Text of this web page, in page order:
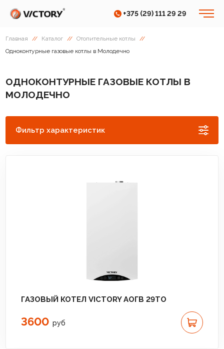
+375 (29) 111 29 29
Главная // Каталог // Отопительные котлы
//
Одноконтурные газовые котлы в Молодечно
ОДНОКОНТУРНЫЕ ГАЗОВЫЕ КОТЛЫ В
МОЛОДЕЧНО
Фильтр характеристик
ГАЗОВЫЙ КОТЕЛ VICTORY АОГВ 29TO
3600 руб